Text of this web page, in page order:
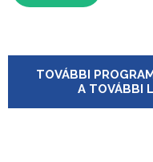
TOVÁBBI
A TOVÁBBI